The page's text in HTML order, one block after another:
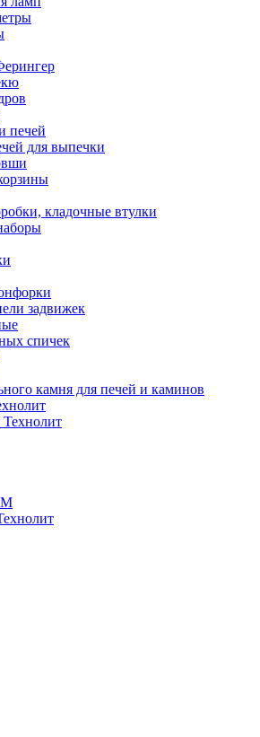
печей
для выпечки
кладочные втулки
задвижек
спичек
камня для печей и каминов